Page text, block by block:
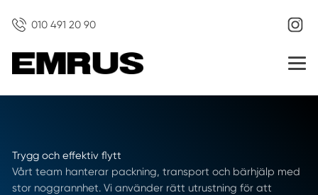
010 491 20 90
Trygg och effektiv flytt
Vårt team hanterar packning, transport och bärhjälp med
stor noggrannhet. Vi använder rätt utrustning för att